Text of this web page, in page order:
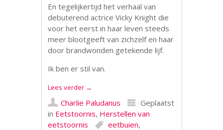
En tegelijkertijd het verhaal van
debuterend actrice Vicky Knight die
voor het eerst in haar leven steeds
meer blootgeeft van zichzelf en haar
door brandwonden getekende lijf.
Ik ben er stil van.
Lees verder →
Charlie Paludanus
Geplaatst
in Eetstoornis, Herstellen van
eetstoornis
eetbuien,